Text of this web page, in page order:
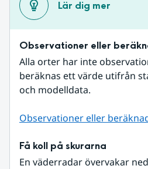
Lär dig mer
Observationer eller
Alla orter har inte
beräknas ett värde utifrån
och modelldata.
Observationer eller
Få koll på skurarna
En väderradar övervakar